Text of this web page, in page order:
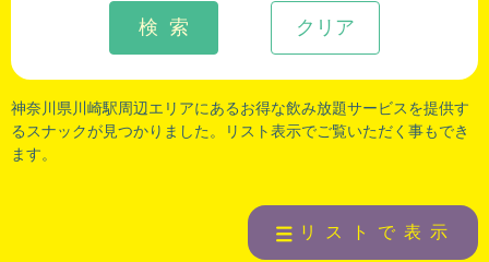
クリア
検 索
神奈川県川崎駅周辺 エリアにあるお得な飲み放題サービスを提供す
るスナックが見つかりました。リスト表示でご覧いただく事もでき
ます。
リストで表示